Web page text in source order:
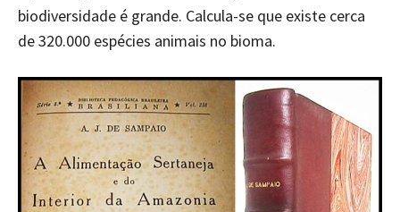
biodiversidade é grande. Calcula-se que existe cerca
de 320.000 espécies animais no bioma.